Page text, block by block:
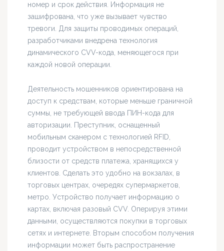
номер и срок действия. Информация не
зашифрована, что уже вызывает чувство
тревоги. Для защиты проводимых операций,
разработчиками внедрена технология
динамического CVV-кода, меняющегося при
каждой новой операции.
Деятельность мошенников ориентирована на
доступ к средствам, которые меньше граничной
суммы, не требующей ввода ПИН-кода для
авторизации. Преступник, оснащенный
мобильным сканером с технологией RFID,
проводит устройством в непосредственной
близости от средств платежа, хранящихся у
клиентов. Сделать это удобно на вокзалах, в
торговых центрах, очередях супермаркетов,
метро. Устройство получает информацию о
картах, включая разовый CVV. Оперируя этими
данными, осуществляются покупки в торговых
сетях и интернете. Вторым способом получения
информации может быть распространение